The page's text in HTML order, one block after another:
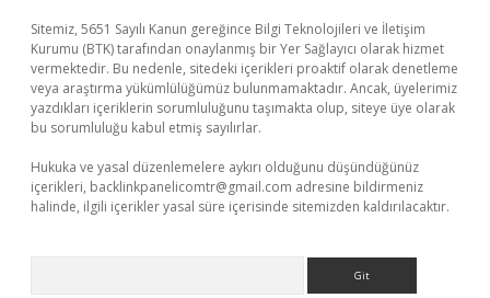
Sitemiz, 5651 Sayılı Kanun gereğince Bilgi Teknolojileri ve İletişim
Kurumu (BTK) tarafından onaylanmış bir Yer Sağlayıcı olarak hizmet
vermektedir. Bu nedenle, sitedeki içerikleri proaktif olarak denetleme
veya araştırma yükümlülüğümüz bulunmamaktadır. Ancak, üyelerimiz
yazdıkları içeriklerin sorumluluğunu taşımakta olup, siteye üye olarak
bu sorumluluğu kabul etmiş sayılırlar.
Hukuka ve yasal düzenlemelere aykırı olduğunu düşündüğünüz
içerikleri, backlinkpanelicomtr@gmail.com adresine bildirmeniz
halinde, ilgili içerikler yasal süre içerisinde sitemizden kaldırılacaktır.